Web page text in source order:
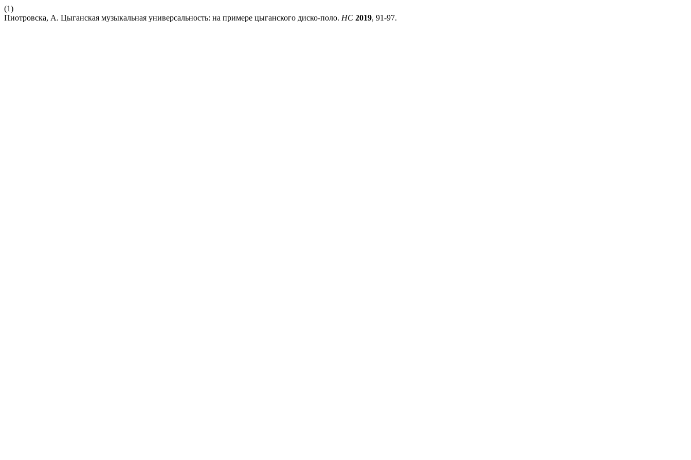
(1)
Пиотровска, А. Цыганская музыкальная универсальность: на примере цыганского диско-поло. HC 2019, 91-97.